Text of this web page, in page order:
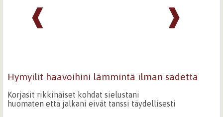
❱
❰
Hymyilit haavoihini lämmintä ilman sadetta
Korjasit rikkinäiset kohdat sielustani
huomaten että jalkani eivät tanssi täydellisesti